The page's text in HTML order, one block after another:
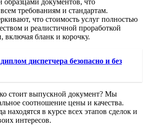
документов, что
всем требованиям и стандартам.
что стоимость услуг полностью
и реалистичной проработкой
включая бланк и корочку.
диспетчера безопасно и без
стоит выпускной документ? Мы
соотношение цены и качества.
находятся в курсе всех этапов сделок и
интересов.